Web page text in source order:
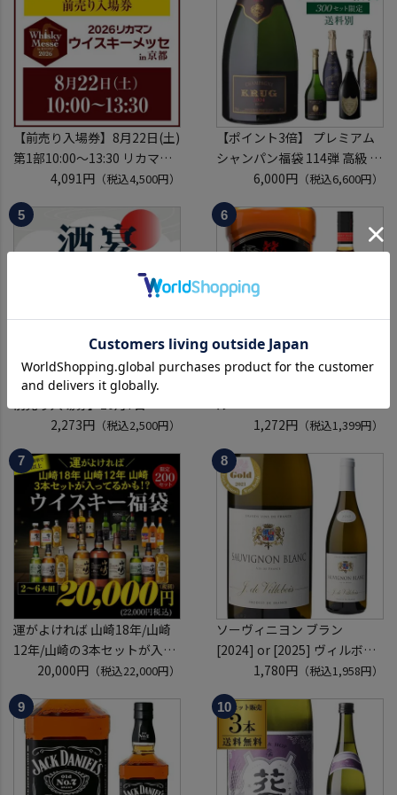
定
※代引き決済不可
【前売り入場券】8月22日(土)
第1部10:00～13:30 リカマン
ウイスキーメッセ in京都
2026 1枚
入場券となるeチケットは【8
月上旬】にメールにて配信予
4,091円（税込4,500円）
【ポイント3倍】 プレミアム
シャンパン福袋 114弾 高級 シ
ャンパン を探せ トゥルベ ト
レゾール クリュッグ 2004 が
入ってるかも!? 【先着300
本】 シャンパン シャンパーニ
くじ 【送
6,000円 （税込6,600円）
リカーマウンテン 酒宴【一般
(水)11:00～17:00 2026
ホテルグランヴィア京都 3階
「源氏の間」
入場券となるeチケットは【9
月下旬】にメールにて配信予
定
2,273円（税込2,500円）
40度 700ml
スコッチ ウイスキー white &
mackay scotch whisky [長S]
1,272円 （税込1,399円）
運がよければ 山崎18年/山崎
12年/山崎の3本セットが入っ
ているかも！？ ウイスキー福
袋 2～6本組 限定200セット
虎S ※必ずもらえるCP対象
(1P)
20,000円（税込22,000円）
ソーヴィニヨン ブラン
[2024] or [2025] ヴィルボワ
750ml フランス ロワール 辛
口 白ワイン 浜運A
1,780円 （税込1,958円）